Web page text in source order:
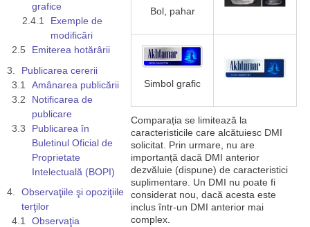
grafice
Exemple de
modificări
Emiterea hotărârii
Publicarea cererii
Amânarea publicării
Notificarea de
publicare
Publicarea în
Buletinul Oficial de
Proprietate
Intelectuală (BOPI)
Observaţiile şi opoziţiile
terţilor
Observaţia
Bol, pahar
Simbol grafic
Comparația se limitează la
caracteristicile care alcătuiesc DMI
solicitat. Prin urmare, nu are
importanță dacă DMI anterior
dezvăluie (dispune) de caracteristici
suplimentare. Un DMI nu poate fi
considerat nou, dacă acesta este
inclus într-un DMI anterior mai
complex.